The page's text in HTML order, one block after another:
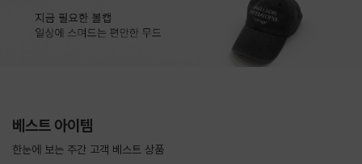
베스트 아이템
한눈에 보는 주간 고객 베스트 상품